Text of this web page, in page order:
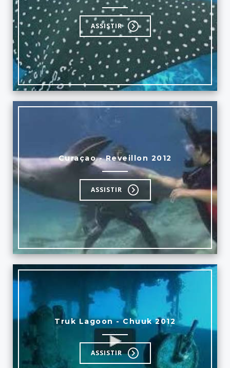
ASSISTIR
Curaçao - Reveillon 2012
ASSISTIR
Truk Lagoon - Chuuk 2012
ASSISTIR